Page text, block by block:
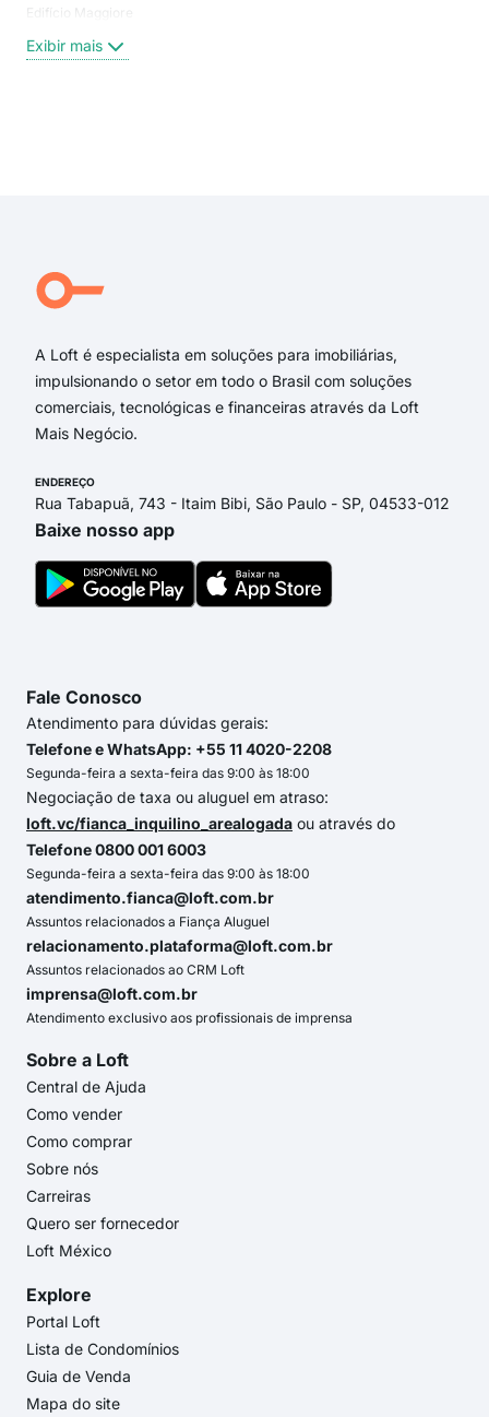
Edifício Maggiore
Exibir mais
A Loft é especialista em soluções para imobiliárias,
impulsionando o setor em todo o Brasil com soluções
comerciais, tecnológicas e financeiras através da Loft
Mais Negócio.
ENDEREÇO
Rua Tabapuã, 743 - Itaim Bibi, São Paulo - SP, 04533-012
Baixe nosso app
Fale Conosco
Atendimento para dúvidas gerais:
Telefone e WhatsApp: +55 11 4020-2208
Segunda-feira a sexta-feira das 9:00 às 18:00
Negociação de taxa ou aluguel em atraso:
loft.vc/fianca_inquilino_arealogada ou através do
Telefone 0800 001 6003
Segunda-feira a sexta-feira das 9:00 às 18:00
atendimento.fianca@loft.com.br
Assuntos relacionados a Fiança Aluguel
relacionamento.plataforma@loft.com.br
Assuntos relacionados ao CRM Loft
imprensa@loft.com.br
Atendimento exclusivo aos profissionais de imprensa
Sobre a Loft
Central de Ajuda
Como vender
Como comprar
Sobre nós
Carreiras
Quero ser fornecedor
Loft México
Explore
Portal Loft
Lista de Condomínios
Guia de Venda
Mapa do site